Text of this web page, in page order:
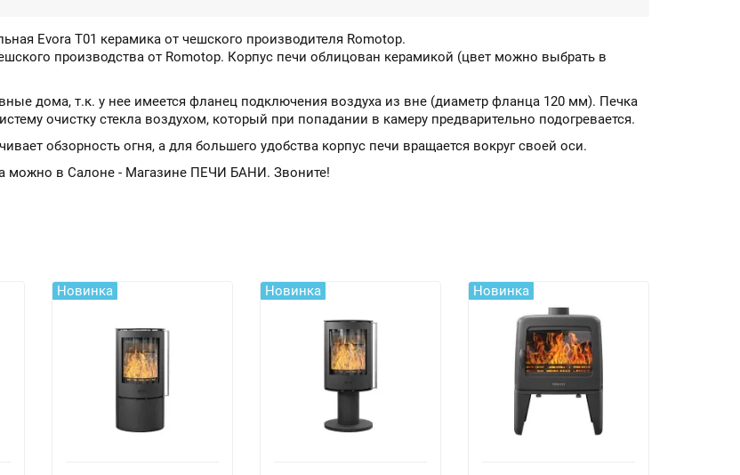
Evora T01 керамика от чешского производителя Romotop.
производства от Romotop. Корпус печи облицован керамикой (цвет можно выбрать в
дома, т.к. у нее имеется фланец подключения воздуха из вне (диаметр фланца 120 мм). Печка
очистку стекла воздухом, который при попадании в камеру предварительно подогревается.
обзорность огня, а для большего удобства корпус печи вращается вокруг своей оси.
можно в Салоне - Магазине ПЕЧИ БАНИ. Звоните!
Новинка Новинка Новинка